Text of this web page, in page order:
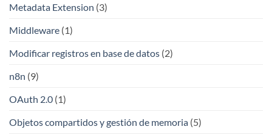
Metadata Extension (3)
Middleware (1)
Modificar registros en base de datos (2)
n8n (9)
OAuth 2.0 (1)
Objetos compartidos y gestión de memoria (5)